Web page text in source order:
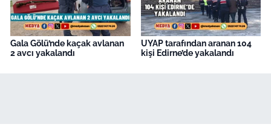
Gala Gölü’nde kaçak avlanan
2 avcı yakalandı
UYAP tarafından aranan 104
kişi Edirne’de yakalandı